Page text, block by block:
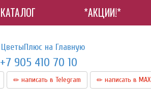
КАТАЛОГ *АКЦИИ!*
+7 905 410 70 10
написать в Telegram написать в МАХ